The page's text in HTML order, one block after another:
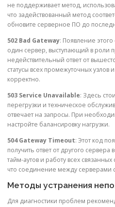
не поддерживает метод,
что задействованный метод
обновите серверное ПО до
502 Bad Gateway: Появление этого
один сервер, выступающий в роли
недействительный ответ от
статусы всех промежуточных узлов
корректно.
503 Service Unavailable: Здесь
перегрузки и техническое
отвечает на запросы. При
настройте балансировку нагрузки.
504 Gateway Timeout: Этот код
получить ответ от другого
тайм-аутов и работу всех
что соединение между серверами
Методы устранения
Для диагностики проблем